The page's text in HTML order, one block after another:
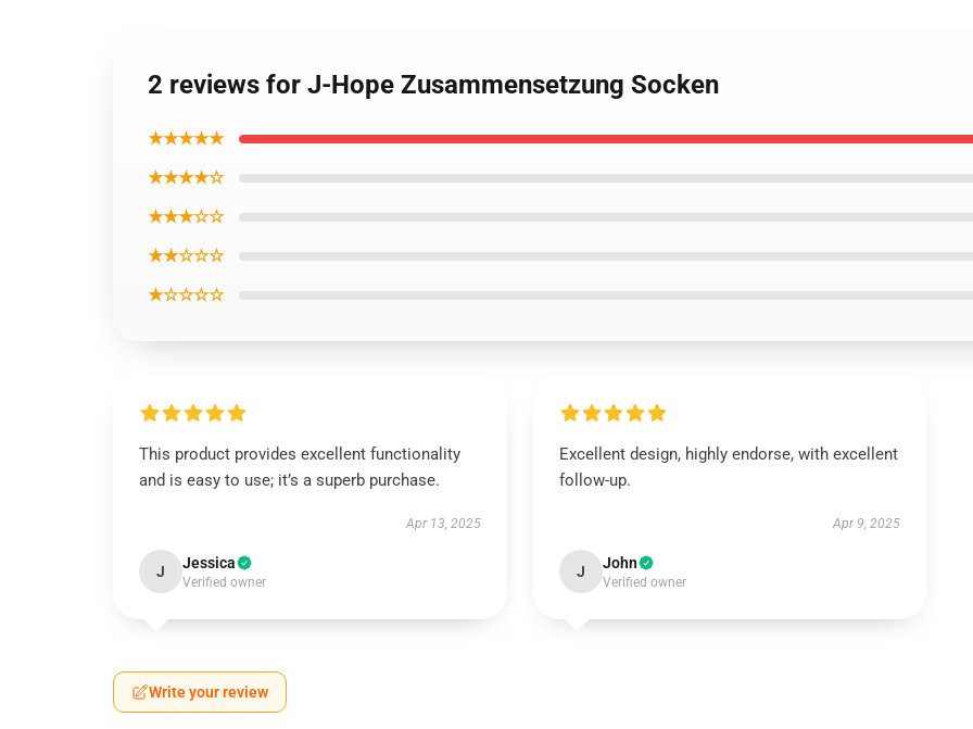
2 reviews for J-Hope Zusammensetzung Socken
★★★★★
★★★★☆
★★★☆☆
★★☆☆☆
★☆☆☆☆
This product provides excellent functionality
and is easy to use; it’s a superb purchase.
Apr 13, 2025
J Jessica
Verified owner
Excellent design, highly endorse, with excellent
follow-up.
Apr 9, 2025
J John
Verified owner
Write your review